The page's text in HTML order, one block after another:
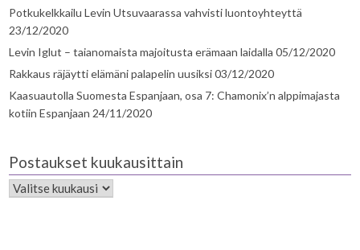
Potkukelkkailu Levin Utsuvaarassa vahvisti luontoyhteyttä
23/12/2020
Levin Iglut – taianomaista majoitusta erämaan laidalla 05/12/2020
Rakkaus räjäytti elämäni palapelin uusiksi03/12/2020
Kaasuautolla Suomesta Espanjaan, osa 7: Chamonix’n alppimajasta
kotiin Espanjaan 24/11/2020
Postaukset kuukausittain